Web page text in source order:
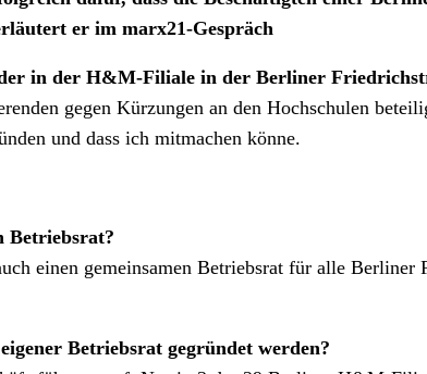
er im marx21-Gespräch
in der H&M-Filiale in der Berliner
gegen Kürzungen an den Hochschulen
und dass ich mitmachen könne.
Betriebsrat?
einen gemeinsamen Betriebsrat für alle
Betriebsrat gegründet werden?